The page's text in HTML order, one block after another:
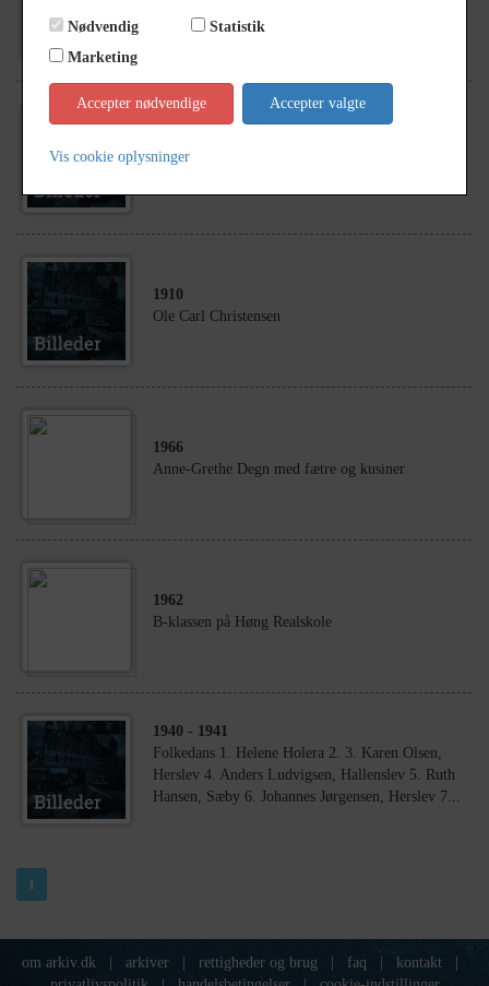
Christensen
Ane Marie Christensen
1910
Ole Carl Christensen
1966
Anne-Grethe Degn med fætre og kusiner
1962
B-klassen på Høng Realskole
1940 - 1941
Folkedans 1. Helene Holera 2. 3. Karen Olsen,
Herslev 4. Anders Ludvigsen, Hallenslev 5. Ruth
Hansen, Sæby 6. Johannes Jørgensen, Herslev 7...
1
om arkiv.dk arkiver rettigheder og brug faq kontakt
Nødvendig
Statistik
Marketing
Accepter nødvendige Accepter valgte
Vis cookie oplysninger